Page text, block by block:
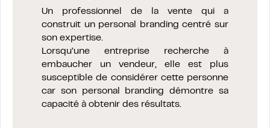
Un professionnel de la vente qui a
construit un personal branding centré sur
son expertise.
Lorsqu’une entreprise recherche à
embaucher un vendeur, elle est plus
susceptible de considérer cette personne
car son personal branding démontre sa
capacité à obtenir des résultats.